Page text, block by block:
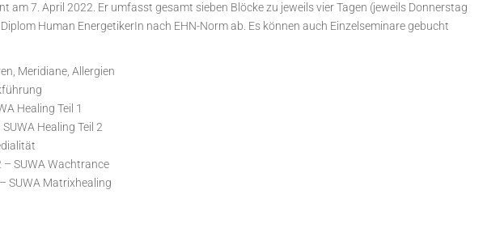
am 7. April 2022. Er umfasst gesamt sieben Blöcke zu jeweils vier Tagen (jeweils Donnerstag
Human EnergetikerIn nach EHN-Norm ab. Es können auch Einzelseminare gebucht
Meridiane, Allergien
Healing Teil 1
Healing Teil 2
– SUWA Wachtrance
SUWA Matrixhealing